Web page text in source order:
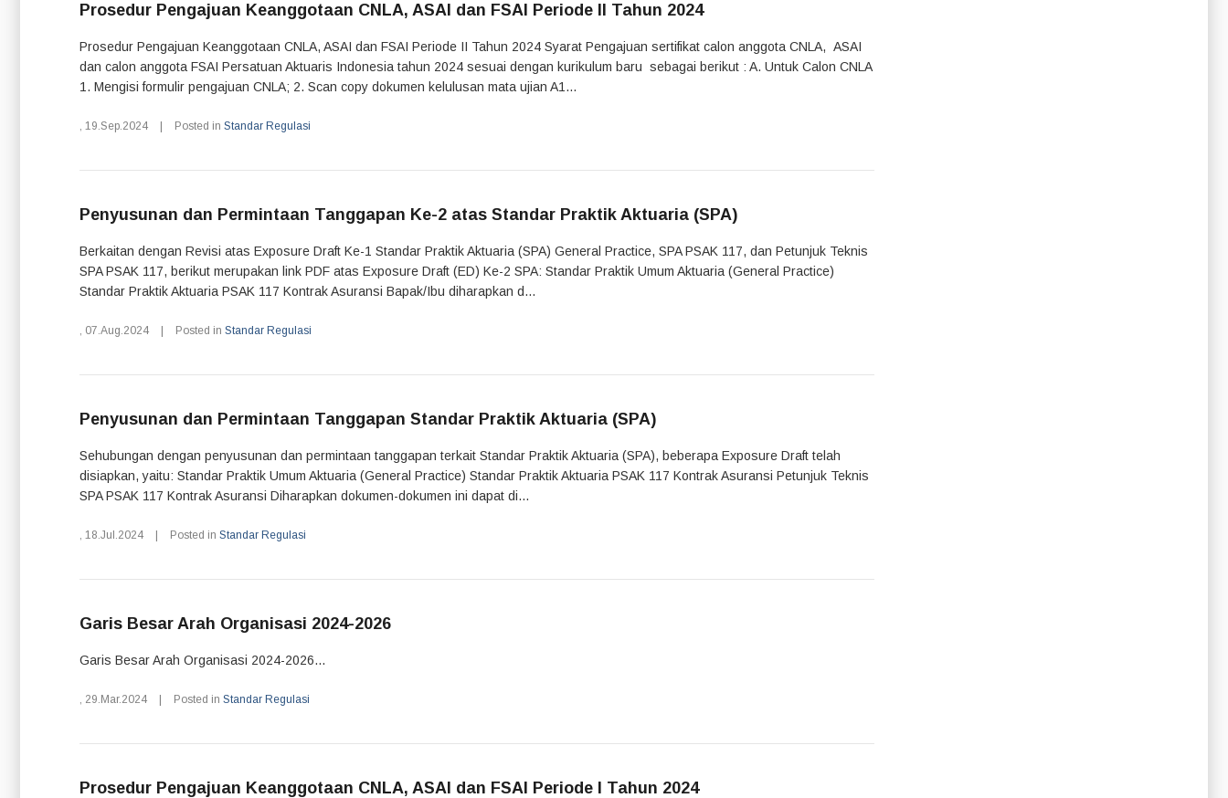
Prosedur Pengajuan Keanggotaan CNLA, ASAI dan FSAI Periode II Tahun 2024
Prosedur Pengajuan Keanggotaan CNLA, ASAI dan FSAI Periode II Tahun 2024 Syarat Pengajuan sertifikat calon anggota CNLA, ASAI
dan calon anggota FSAI Persatuan Aktuaris Indonesia tahun 2024 sesuai dengan kurikulum baru sebagai berikut : A. Untuk Calon CNLA
1. Mengisi formulir pengajuan CNLA; 2. Scan copy dokumen kelulusan mata ujian A1...
, 19.Sep.2024 Posted in Standar Regulasi
Penyusunan dan Permintaan Tanggapan Ke-2 atas Standar Praktik Aktuaria (SPA)
Berkaitan dengan Revisi atas Exposure Draft Ke-1 Standar Praktik Aktuaria (SPA) General Practice, SPA PSAK 117, dan Petunjuk Teknis
SPA PSAK 117, berikut merupakan link PDF atas Exposure Draft (ED) Ke-2 SPA: Standar Praktik Umum Aktuaria (General Practice)
Standar Praktik Aktuaria PSAK 117 Kontrak Asuransi Bapak/Ibu diharapkan d...
, 07.Aug.2024 Posted in Standar Regulasi
Penyusunan dan Permintaan Tanggapan Standar Praktik Aktuaria (SPA)
Sehubungan dengan penyusunan dan permintaan tanggapan terkait Standar Praktik Aktuaria (SPA), beberapa Exposure Draft telah
disiapkan, yaitu: Standar Praktik Umum Aktuaria (General Practice) Standar Praktik Aktuaria PSAK 117 Kontrak Asuransi Petunjuk Teknis
SPA PSAK 117 Kontrak Asuransi Diharapkan dokumen-dokumen ini dapat di...
, 18.Jul.2024 Posted in Standar Regulasi
Garis Besar Arah Organisasi 2024-2026
Garis Besar Arah Organisasi 2024-2026...
, 29.Mar.2024 Posted in Standar Regulasi
Prosedur Pengajuan Keanggotaan CNLA, ASAI dan FSAI Periode I Tahun 2024